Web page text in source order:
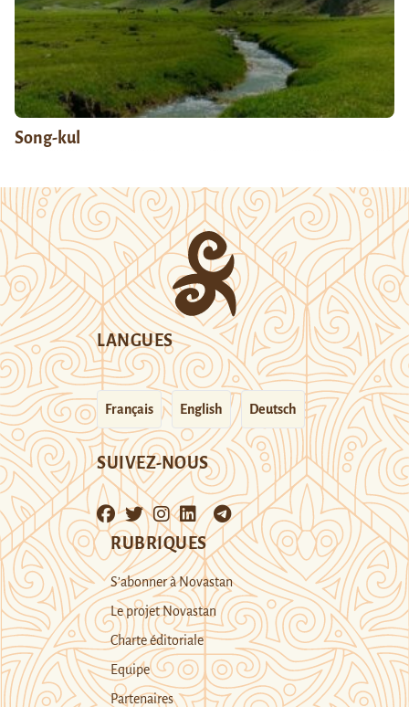
Song-kul
LANGUES
Français English Deutsch
SUIVEZ-NOUS
RUBRIQUES
S’abonner à Novastan
Le projet Novastan
Charte éditoriale
Equipe
Partenaires